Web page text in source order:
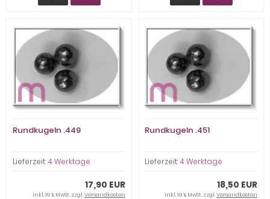
Rundkugeln .449
Lieferzeit:4 Werktage
17,90 EUR
inkl. 19 % MwSt. zzgl.Versandkosten
Rundkugeln .451
Lieferzeit:4 Werktage
18,50 EUR
inkl. 19 % MwSt. zzgl.Versandkosten